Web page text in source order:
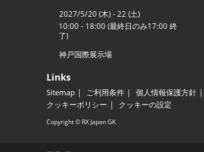
2027/5/20 (木) - 22 (土)
10:00 - 18:00 (最終日のみ17:00 終
了)
神戸国際展示場
Links
Sitemap ご利用条件 個人情報保護方針
クッキーポリシー
クッキーの設定
Copyright © RX Japan GK